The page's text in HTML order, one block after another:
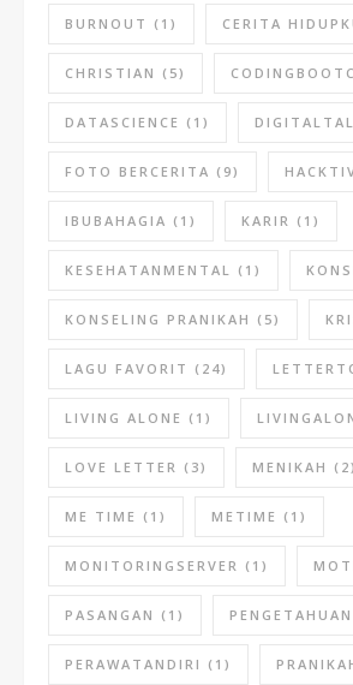
BURNOUT (1) CERITA
CHRISTIAN (5)
DATASCIENCE (1)
FOTO BERCERITA (9)
IBUBAHAGIA (1) KARIR (1)
KESEHATANMENTAL (1)
KONSELING PRANIKAH (5)
LAGU FAVORIT (24)
LIVING ALONE (1)
LOVE LETTER (3) MENIKAH (2)
ME TIME (1) METIME (1)
MONITORINGSERVER (1)
PASANGAN (1)
PERAWATANDIRI (1)